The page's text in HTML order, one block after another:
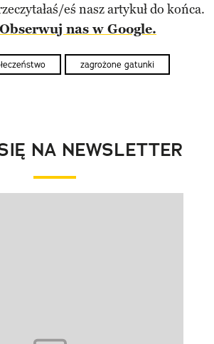
eś nasz artykuł do końca.
Obserwuj nas w Google.
zagrożone gatunki
NA NEWSLETTER